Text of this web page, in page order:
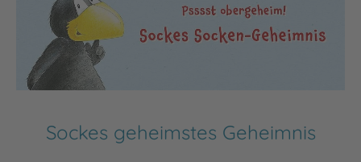
Sockes geheimstes Geheimnis